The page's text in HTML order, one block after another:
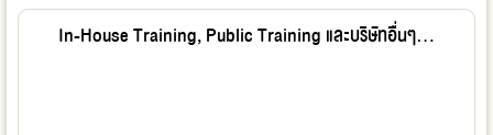
In-House Training, Public Training และบริษัทอื่นๆ...